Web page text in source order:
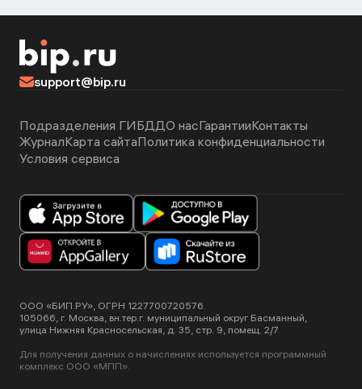
support@bip.ru
Подразделения ГИБДДО насГарантииКонтакты
ЖурналКарта сайтаПолитика конфиденциальности
Условия сервиса
ООО «БИП.РУ», ОГРН 1227700720576.
105066, г. Москва, вн.тер.г. муниципальный округ Басманный,
улица Нижняя Красносельская, д. 35, стр. 9, помещ. 2/7
Для получения данных о начислениях используется программный
комплекс ООО «МПП».